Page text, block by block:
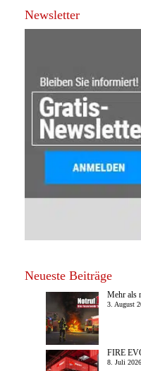
Newsletter
Neueste Beiträge
Mehr als
3. August
FIRE
8. Juli 2026